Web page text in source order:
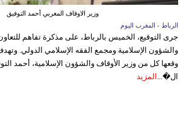
وزير الاوقاف المغربي أحمد التوفيق
الرباط - المغرب اليوم
جرى التوقيع، الخميس بالرباط، على مذكرة تفاهم
والشؤون الإسلامية ومجمع الفقه الإسلامي الدولي.
وقعها كل من وزير الأوقاف والشؤون الإسلامية، أحمد
ال�... المزيد